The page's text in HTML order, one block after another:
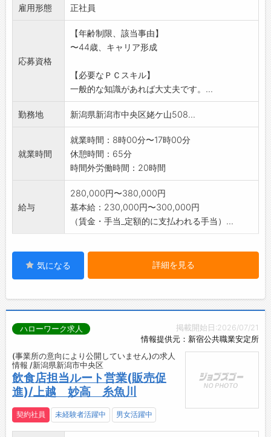
・決められたお客様への営業が中心です。
誰もが初めは未経験なので安心ください。社
有車で営業してもら
います。
*面接を希望される方は、ハローワークの「紹介
状」の交付を受け
てください。
雇用形態 正社員
応募資格
【年齢制限、該当事由】
〜44歳、キャリア形成
【必要なＰＣスキル】
一般的な知識があれば大丈夫です。...
勤務地 新潟県新潟市中央区姥ケ山508...
就業時間
就業時間：8時00分〜17時00分
休憩時間：65分
時間外労働時間：20時間
給与
280,000円〜380,000円
基本給：230,000円〜300,000円
（賃金・手当_定額的に支払われる手当）...
気になる 詳細を見る
掲載開始日:2026/07/21
情報提供元：新宿公共職業安定所
ハローワーク求人
(事業所の意向により公開していません)の求人
情報 /新潟県新潟市中央区
飲食店担当ルート営業(販売促
進)/上越 妙高 糸魚川
契約社員 未経験者活躍中 男女活躍中